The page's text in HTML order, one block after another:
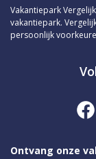
Vakantiepark
vakantiepark.
persoonlijk
Ontvang onze